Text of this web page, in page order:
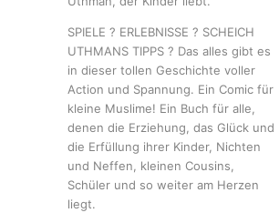
SPIELE ? ERLEBNISSE ? SCHEICH
UTHMANS TIPPS ? Das alles gibt es
in dieser tollen Geschichte voller
Action und Spannung. Ein Comic für
kleine Muslime! Ein Buch für alle,
denen die Erziehung, das Glück und
die Erfüllung ihrer Kinder, Nichten
und Neffen, kleinen Cousins,
Schüler und so weiter am Herzen
liegt.